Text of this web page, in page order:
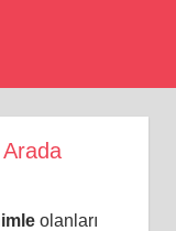
Arada
olanları